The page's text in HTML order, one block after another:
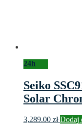
24h
Seiko
Solar
3,289.00 zł Dodaj